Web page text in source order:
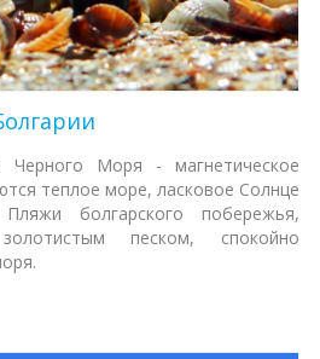
Черного Моря - магнетическое
теплое море, ласковое Солнце
болгарского побережья,
песком, спокойно